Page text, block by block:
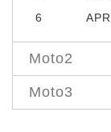
6
Moto2
Moto3